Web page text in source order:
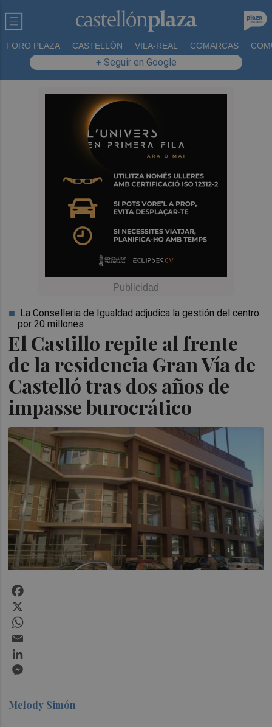
FORO PLAZA CASTELLÓN VILA-REAL COMARCAS
+ Seguir en Google
El Castillo repite al frente
de la residencia Gran Vía de
Castelló tras dos años de
impasse burocrático
La Conselleria de Igualdad adjudica la gestión del centro
por 20 millones
Melody Simón